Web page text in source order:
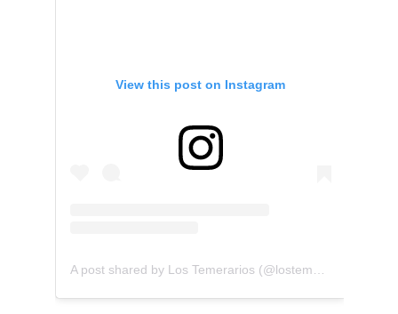
View this post on Instagram